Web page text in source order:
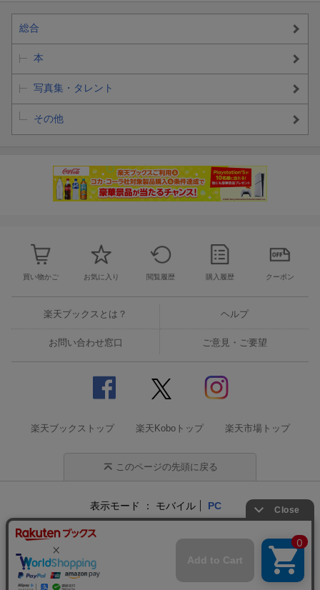
総合
本
写真集・タレント
その他
買い物かご お気に入り 閲覧履歴 購入履歴 クーポン
楽天ブックスとは？ ヘルプ
お問い合わせ窓口 ご意見・ご要望
楽天ブックストップ 楽天Koboトップ 楽天市場トップ
このページの先頭に戻る
表示モード モバイル PC
企業情報 個人情報保護方針